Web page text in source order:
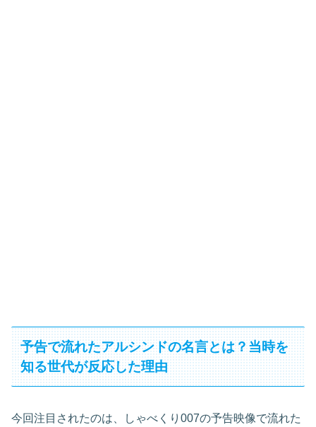
予告で流れたアルシンドの名言とは？当時を
知る世代が反応した理由
今回注目されたのは、しゃべくり007の予告映像で流れた